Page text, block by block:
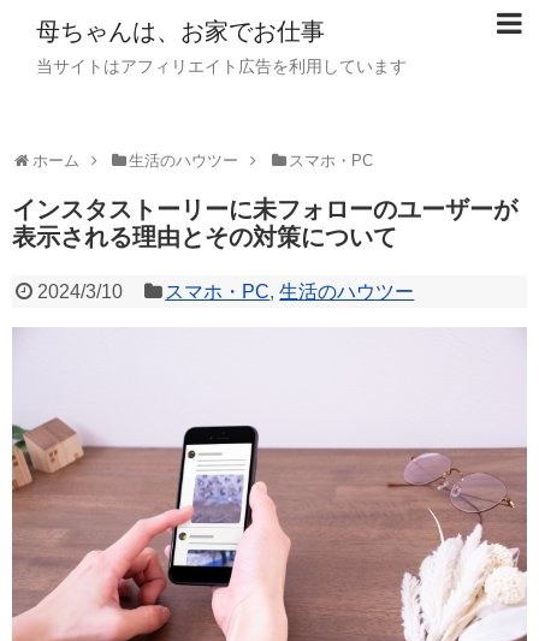
母ちゃんは、お家でお仕事
当サイトはアフィリエイト広告を利用しています
ホーム 生活のハウツー スマホ・PC
インスタストーリーに未フォローのユーザーが
表示される理由とその対策について
2024/3/10 スマホ・PC,生活のハウツー